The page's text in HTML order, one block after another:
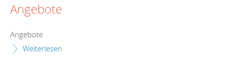
Angebote
Angebote
Weiterlesen